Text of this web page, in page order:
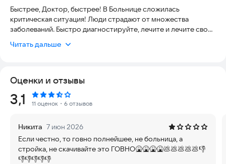
Быстрее, Доктор, быстрее! В Больнице сложилась
критическая ситуация! Люди страдают от множества
заболеваний. Быстро диагностируйте, лечите и лечите своих
доктор!
важные решения в области «Open Heart Surgery»,
представленной «Spartans Global». Где вы станете опытным
хирургом и вернете улыбки пациентам.
беспрецедентной игре о больнице.
Классические особенности кардиохирургии
Читать дальше
Оценки и отзывы
Рейтинг:
3,1 11 оценок ・6 отзывов
Никита 7 июн 2026
Если честно, то говно полнейшее, не больница, а
стройка, не скачивайте это ГОВНО🤮🤮🤮🤮💩💩💩💩💩👎
👎👎👎👎👎